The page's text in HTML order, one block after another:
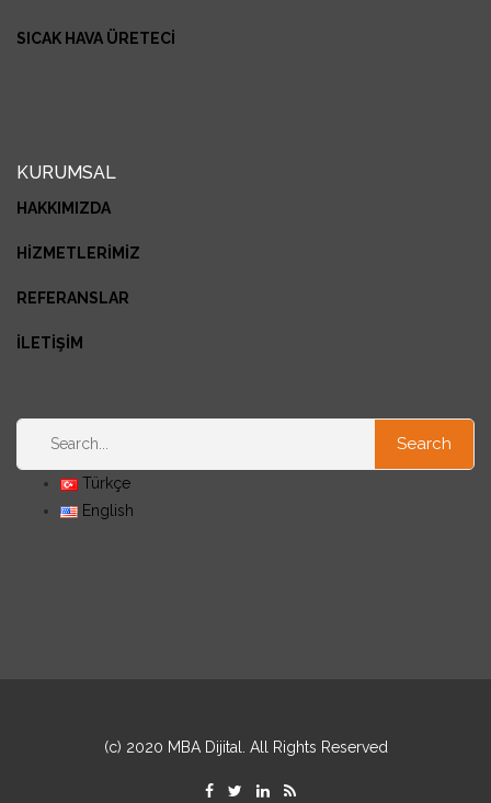
SICAK HAVA ÜRETECİ
KURUMSAL
HAKKIMIZDA
HİZMETLERİMİZ
REFERANSLAR
İLETİŞİM
Türkçe
English
(c) 2020 MBA Dijital. All Rights Reserved